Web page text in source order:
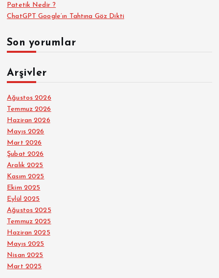
Patetik Nedir ?
ChatGPT Google’ın Tahtına Göz Dikti
Son yorumlar
Arşivler
Ağustos 2026
Temmuz 2026
Haziran 2026
Mayıs 2026
Mart 2026
Şubat 2026
Aralık 2025
Kasım 2025
Ekim 2025
Eylül 2025
Ağustos 2025
Temmuz 2025
Haziran 2025
Mayıs 2025
Nisan 2025
Mart 2025